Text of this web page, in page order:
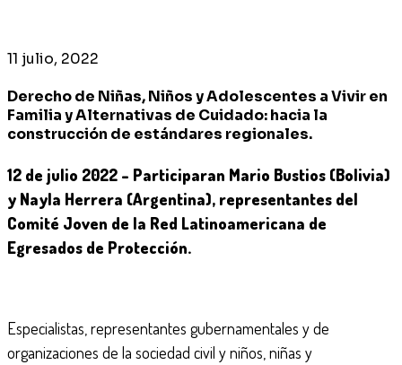
11 julio, 2022
Derecho de Niñas, Niños y Adolescentes a Vivir en
Familia y Alternativas de Cuidado: hacia la
construcción de estándares regionales.
12 de julio 2022 – Participaran Mario Bustios (Bolivia)
y Nayla Herrera (Argentina), representantes del
Comité Joven de la Red Latinoamericana de
Egresados de Protección.
Especialistas, representantes gubernamentales y de
organizaciones de la sociedad civil y niños, niñas y